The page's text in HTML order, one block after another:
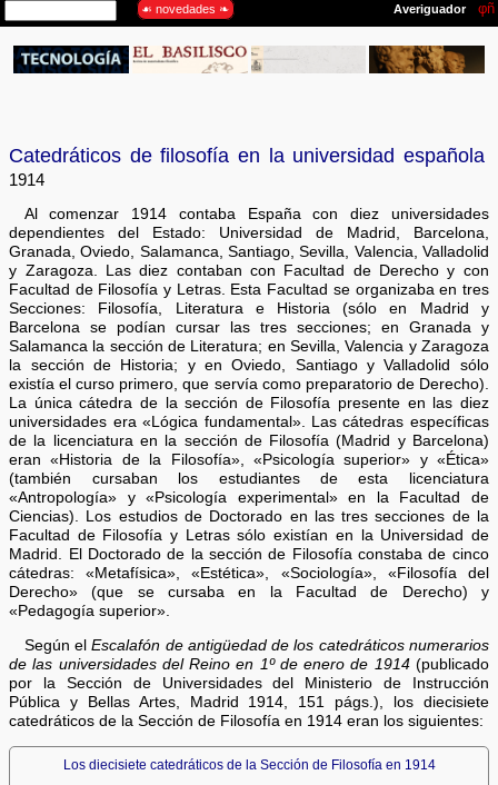
Catedráticos de filosofía en la universidad española
1914
Al comenzar 1914 contaba España con diez universidades
dependientes del Estado: Universidad de Madrid, Barcelona,
Granada, Oviedo, Salamanca, Santiago, Sevilla, Valencia, Valladolid
y Zaragoza. Las diez contaban con Facultad de Derecho y con
Facultad de Filosofía y Letras. Esta Facultad se organizaba en tres
Secciones: Filosofía, Literatura e Historia (sólo en Madrid y
Barcelona se podían cursar las tres secciones; en Granada y
Salamanca la sección de Literatura; en Sevilla, Valencia y Zaragoza
la sección de Historia; y en Oviedo, Santiago y Valladolid sólo
existía el curso primero, que servía como preparatorio de Derecho).
La única cátedra de la sección de Filosofía presente en las diez
universidades era «Lógica fundamental». Las cátedras específicas
de la licenciatura en la sección de Filosofía (Madrid y Barcelona)
eran «Historia de la Filosofía», «Psicología superior» y «Ética»
(también cursaban los estudiantes de esta licenciatura
«Antropología» y «Psicología experimental» en la Facultad de
Ciencias). Los estudios de Doctorado en las tres secciones de la
Facultad de Filosofía y Letras sólo existían en la Universidad de
Madrid. El Doctorado de la sección de Filosofía constaba de cinco
cátedras: «Metafísica», «Estética», «Sociología», «Filosofía del
Derecho» (que se cursaba en la Facultad de Derecho) y
«Pedagogía superior».
Según elEscalafón de antigüedad de los catedráticos numerarios
de las universidades del Reino en 1º de enero de 1914(publicado
por la Sección de Universidades del Ministerio de Instrucción
Pública y Bellas Artes, Madrid 1914, 151 págs.), los diecisiete
catedráticos de la Sección de Filosofía en 1914 eran los siguientes:
Los diecisiete catedráticos de la Sección de Filosofía en 1914